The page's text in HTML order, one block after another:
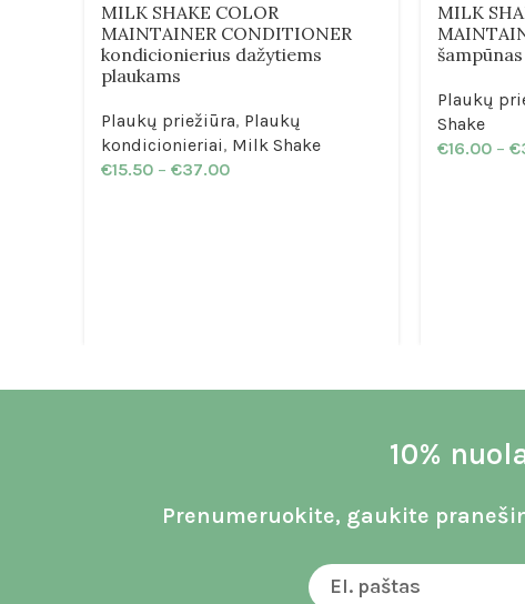
MILK SHAKE COLOR
MAINTAINER CONDITIONER
kondicionierius dažytiems
plaukams
Plaukų priežiūra, Plaukų
kondicionieriai, Milk Shake
€15.50 – €37.00
MILK
Plaukų
Shake
€16.00 – €
10%
Prenumeruokite, gaukite